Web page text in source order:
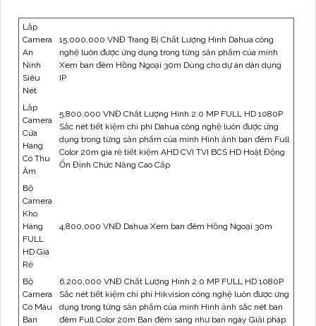
Lắp
Camera
An
Ninh
Siêu
Nét
15,000,000 VNĐ Trang Bị Chất Lượng Hình Dahua công
nghệ luôn được ứng dụng trong từng sản phẩm của minh
Xem ban đêm Hồng Ngoại 30m Dùng cho dự án dân dụng
IP
Lắp
Camera
Cửa
Hàng
Có Thu
Âm
5,800,000 VNĐ Chất Lượng Hình 2.0 MP FULL HD 1080P
Sắc nét tiết kiệm chi phí Dahua công nghệ luôn được ứng
dụng trong từng sản phẩm của minh Hình ảnh ban đêm Full
Color 20m giá rẻ tiết kiệm AHD CVI TVI BCS HD Hoặt Động
Ổn Định Chức Năng Cao Cấp
Bộ
Camera
Kho
Hàng
FULL
HD Giá
Rẻ
4,800,000 VNĐ Dahua Xem ban đêm Hồng Ngoại 30m
Bộ
Camera
Có Màu
Ban
6,200,000 VNĐ Chất Lượng Hình 2.0 MP FULL HD 1080P
Sắc nét tiết kiệm chi phí Hikvision công nghệ luôn được ứng
dụng trong từng sản phẩm của minh Hình ảnh sắc nét ban
đêm Full Color 20m Ban đêm sáng như ban ngày Giải pháp